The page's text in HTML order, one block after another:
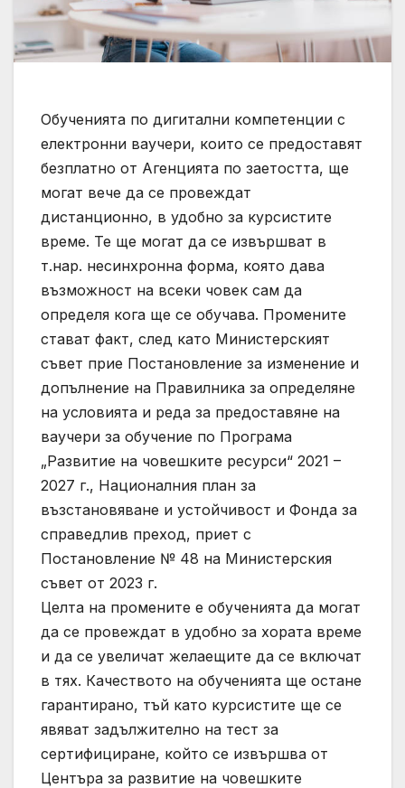
Обученията по дигитални компетенции с
електронни ваучери, които се предоставят
безплатно от Агенцията по заетостта, ще
могат вече да се провеждат
дистанционно, в удобно за курсистите
време. Те ще могат да се извършват в
т.нар. несинхронна форма, която дава
възможност на всеки човек сам да
определя кога ще се обучава. Промените
стават факт, след като Министерският
съвет прие Постановление за изменение и
допълнение на Правилника за определяне
на условията и реда за предоставяне на
ваучери за обучение по Програма
„Развитие на човешките ресурси“ 2021 –
2027 г., Националния план за
възстановяване и устойчивост и Фонда за
справедлив преход, приет с
Постановление № 48 на Министерския
съвет от 2023 г.
Целта на промените е обученията да могат
да се провеждат в удобно за хората време
и да се увеличат желаещите да се включат
в тях. Качеството на обученията ще остане
гарантирано, тъй като курсистите ще се
явяват задължително на тест за
сертифициране, който се извършва от
Центъра за развитие на човешките